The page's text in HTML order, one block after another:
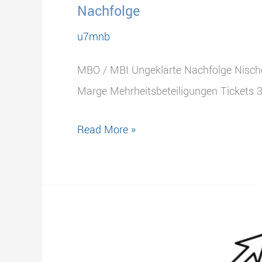
Nachfolge
u7mnb
MBO / MBI Ungeklärte Nachfolge
Marge Mehrheitsbeteiligungen Tickets
Nachfolge
Read More »